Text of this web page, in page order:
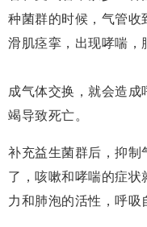
种菌群的时候，气管
滑肌痉挛，出现哮喘
成气体交换，就会造
竭导致死亡。
补充益生菌群后，抑
了，咳嗽和哮喘的症
力和肺泡的活性，呼吸